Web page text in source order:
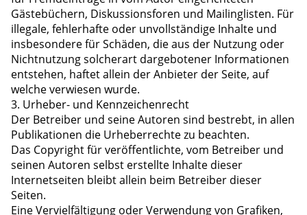
Gästebüchern, Diskussionsforen und Mailinglisten. Für
illegale, fehlerhafte oder unvollständige Inhalte und
insbesondere für Schäden, die aus der Nutzung oder
Nichtnutzung solcherart dargebotener Informationen
entstehen, haftet allein der Anbieter der Seite, auf
welche verwiesen wurde.
3. Urheber- und Kennzeichenrecht
Der Betreiber und seine Autoren sind bestrebt, in allen
Publikationen die Urheberrechte zu beachten.
Das Copyright für veröffentlichte, vom Betreiber und
seinen Autoren selbst erstellte Inhalte dieser
Internetseiten bleibt allein beim Betreiber dieser
Seiten.
Eine Vervielfältigung oder Verwendung von Grafiken,